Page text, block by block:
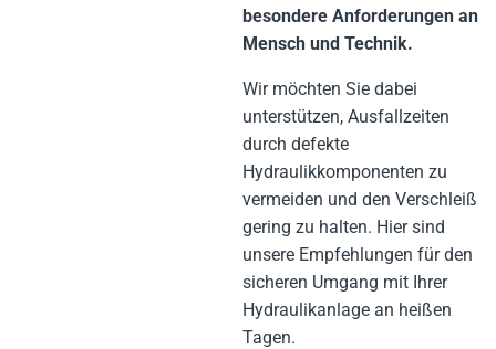
besondere Anforderungen an
Mensch und Technik.
Wir möchten Sie dabei
unterstützen, Ausfallzeiten
durch defekte
Hydraulikkomponenten zu
vermeiden und den Verschleiß
gering zu halten. Hier sind
unsere Empfehlungen für den
sicheren Umgang mit Ihrer
Hydraulikanlage an heißen
Tagen.